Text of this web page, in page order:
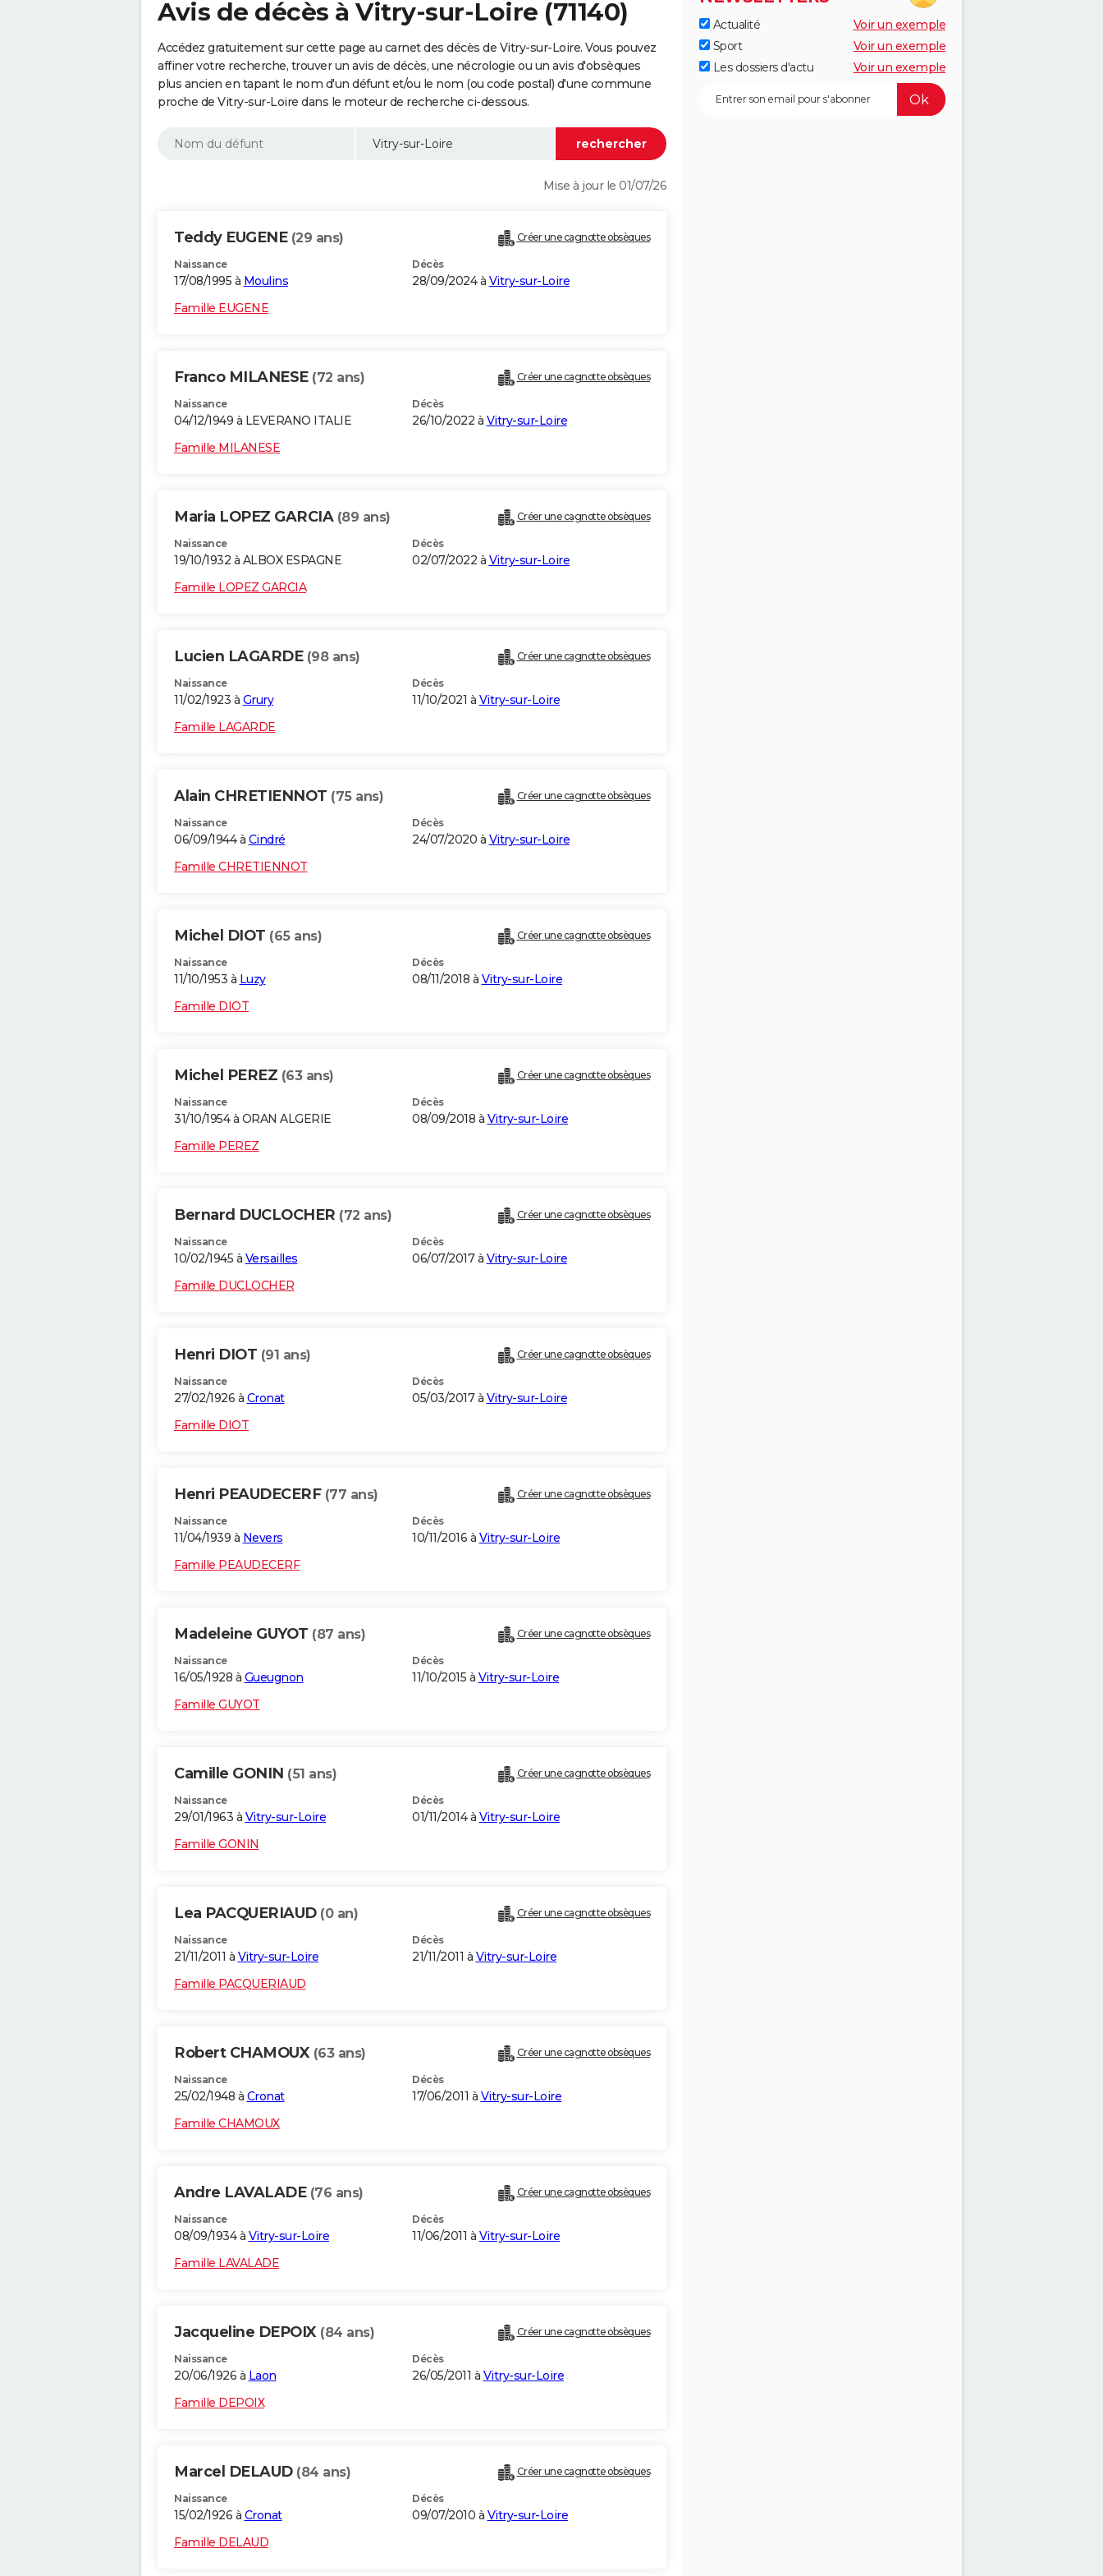
Avis de décès à Vitry-sur-Loire (71140)
Accédez gratuitement sur cette page au carnet des décès de Vitry-sur-Loire. Vous pouvez
affiner votre recherche, trouver un avis de décès, une nécrologie ou un avis d'obsèques
plus ancien en tapant le nom d'un défunt et/ou le nom (ou code postal) d'une commune
proche de Vitry-sur-Loire dans le moteur de recherche ci-dessous.
Mise à jour le 01/07/26
Teddy EUGENE (29 ans) Créer une cagnotte obsèques
Naissance
17/08/1995 à Moulins
Décès
28/09/2024 à Vitry-sur-Loire
Famille EUGENE
Franco MILANESE (72 ans) Créer une cagnotte obsèques
Naissance
04/12/1949 à LEVERANO ITALIE
Décès
26/10/2022 à Vitry-sur-Loire
Famille MILANESE
Maria LOPEZ GARCIA (89 ans) Créer une cagnotte obsèques
Naissance
19/10/1932 à ALBOX ESPAGNE
Décès
02/07/2022 à Vitry-sur-Loire
Famille LOPEZ GARCIA
Lucien LAGARDE (98 ans) Créer une cagnotte obsèques
Naissance
11/02/1923 à Grury
Décès
11/10/2021 à Vitry-sur-Loire
Famille LAGARDE
Alain CHRETIENNOT (75 ans) Créer une cagnotte obsèques
Naissance
06/09/1944 à Cindré
Décès
24/07/2020 à Vitry-sur-Loire
Famille CHRETIENNOT
Michel DIOT (65 ans) Créer une cagnotte obsèques
Naissance
11/10/1953 à Luzy
Décès
08/11/2018 à Vitry-sur-Loire
Famille DIOT
Michel PEREZ (63 ans) Créer une cagnotte obsèques
Naissance
31/10/1954 à ORAN ALGERIE
Décès
08/09/2018 à Vitry-sur-Loire
Famille PEREZ
Bernard DUCLOCHER (72 ans) Créer une cagnotte obsèques
Naissance
10/02/1945 à Versailles
Décès
06/07/2017 à Vitry-sur-Loire
Famille DUCLOCHER
Henri DIOT (91 ans) Créer une cagnotte obsèques
Naissance
27/02/1926 à Cronat
Décès
05/03/2017 à Vitry-sur-Loire
Famille DIOT
Henri PEAUDECERF (77 ans) Créer une cagnotte obsèques
Naissance
11/04/1939 à Nevers
Décès
10/11/2016 à Vitry-sur-Loire
Famille PEAUDECERF
Madeleine GUYOT (87 ans) Créer une cagnotte obsèques
Naissance
16/05/1928 à Gueugnon
Décès
11/10/2015 à Vitry-sur-Loire
Famille GUYOT
Camille GONIN (51 ans) Créer une cagnotte obsèques
Naissance
29/01/1963 à Vitry-sur-Loire
Décès
01/11/2014 à Vitry-sur-Loire
Famille GONIN
Lea PACQUERIAUD (0 an) Créer une cagnotte obsèques
Naissance
21/11/2011 à Vitry-sur-Loire
Décès
21/11/2011 à Vitry-sur-Loire
Famille PACQUERIAUD
Robert CHAMOUX (63 ans) Créer une cagnotte obsèques
Naissance
25/02/1948 à Cronat
Décès
17/06/2011 à Vitry-sur-Loire
Famille CHAMOUX
Andre LAVALADE (76 ans) Créer une cagnotte obsèques
Naissance
08/09/1934 à Vitry-sur-Loire
Décès
11/06/2011 à Vitry-sur-Loire
Famille LAVALADE
Jacqueline DEPOIX (84 ans) Créer une cagnotte obsèques
Naissance
20/06/1926 à Laon
Décès
26/05/2011 à Vitry-sur-Loire
Famille DEPOIX
Marcel DELAUD (84 ans) Créer une cagnotte obsèques
Naissance
15/02/1926 à Cronat
Décès
09/07/2010 à Vitry-sur-Loire
Famille DELAUD
Actualité
Voir un exemple
Sport
Voir un exemple
Les dossiers d'actu
Voir un exemple